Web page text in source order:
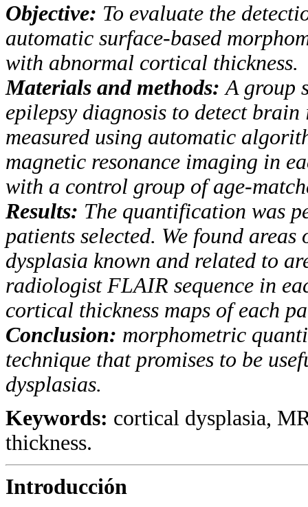
Objective: To evaluate the
automatic surface-based
with abnormal cortical thickness.
Materials and methods: A group
epilepsy diagnosis to detect
measured using automatic
magnetic resonance imaging in
with a control group of age-
Results: The quantification was
patients selected. We found
dysplasia known and related to
radiologist FLAIR sequence in
cortical thickness maps of each
Conclusion: morphometric
technique that promises to be
dysplasias.
Keywords: cortical dysplasia,
thickness.
Introducción